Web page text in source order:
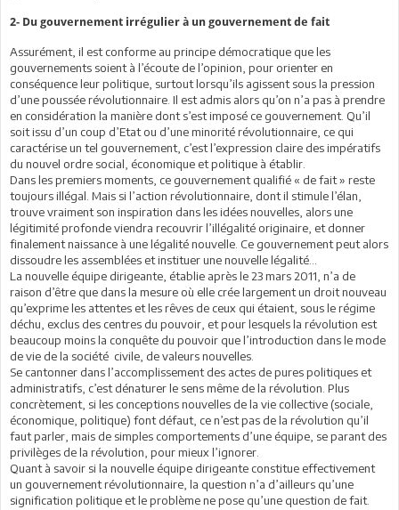
2- Du gouvernement irrégulier à un gouvernement de fait
Assurément, il est conforme au principe démocratique que les
gouvernements soient à l’écoute de l’opinion, pour orienter en
conséquence leur politique, surtout lorsqu’ils agissent sous la pression
d’une poussée révolutionnaire. Il est admis alors qu’on n’a pas à prendre
en considération la manière dont s’est imposé ce gouvernement. Qu’il
soit issu d’un coup d’Etat ou d’une minorité révolutionnaire, ce qui
caractérise un tel gouvernement, c’est l’expression claire des impératifs
du nouvel ordre social, économique et politique à établir.
Dans les premiers moments, ce gouvernement qualifié « de fait » reste
toujours illégal. Mais si l’action révolutionnaire, dont il stimule l’élan,
trouve vraiment son inspiration dans les idées nouvelles, alors une
légitimité profonde viendra recouvrir l’illégalité originaire, et donner
finalement naissance à une légalité nouvelle. Ce gouvernement peut alors
dissoudre les assemblées et instituer une nouvelle légalité…
La nouvelle équipe dirigeante, établie après le 23 mars 2011, n’a de
raison d’être que dans la mesure où elle crée largement un droit nouveau
qu’exprime les attentes et les rêves de ceux qui étaient, sous le régime
déchu, exclus des centres du pouvoir, et pour lesquels la révolution est
beaucoup moins la conquête du pouvoir que l’introduction dans le mode
de vie de la société civile, de valeurs nouvelles.
Se cantonner dans l’accomplissement des actes de pures politiques et
administratifs, c’est dénaturer le sens même de la révolution. Plus
concrètement, si les conceptions nouvelles de la vie collective (sociale,
économique, politique) font défaut, ce n’est pas de la révolution qu’il
faut parler, mais de simples comportements d’une équipe, se parant des
privilèges de la révolution, pour mieux l’ignorer.
Quant à savoir si la nouvelle équipe dirigeante constitue effectivement
un gouvernement révolutionnaire, la question n’a d’ailleurs qu’une
signification politique et le problème ne pose qu’une question de fait.